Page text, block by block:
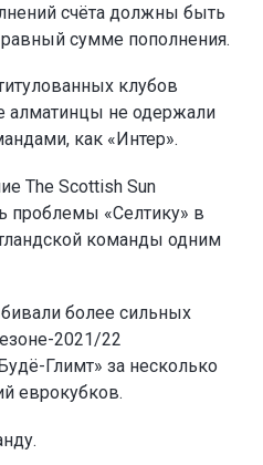
счёта должны быть
сумме пополнения.
клубов
алматинцы не одержали
как «Интер».
The Scottish Sun
проблемы «Селтику» в
команды одним
более сильных
2021/22
Глимт» за несколько
еврокубков.